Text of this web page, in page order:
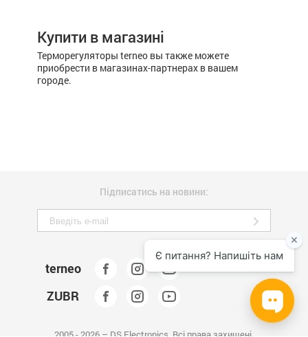
Купити в магазині
Терморегуляторы terneo вы также можете
приобрести в магазинах-партнерах в вашем
городе.
Підписатись на новини:
terneo
ZUBR
2005 - 2026 – DS Electronics. Всі права захищені.